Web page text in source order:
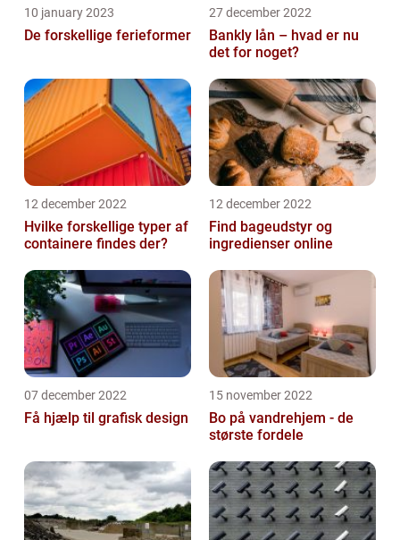
10 january 2023
De forskellige ferieformer
27 december 2022
Bankly lån – hvad er nu
det for noget?
12 december 2022
Hvilke forskellige typer af
containere findes der?
12 december 2022
Find bageudstyr og
ingredienser online
07 december 2022
Få hjælp til grafisk design
15 november 2022
Bo på vandrehjem - de
største fordele